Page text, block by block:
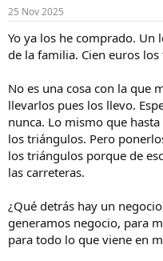
e
:
25 Nov 2025
Yo ya los he comprado. Un
de la familia. Cien euros los
No es una cosa con la que
llevarlos pues los llevo.
nunca. Lo mismo que
los triángulos. Pero
los triángulos porque de
las carreteras.
¿Qué detrás hay un
generamos negocio, para
para todo lo que viene en